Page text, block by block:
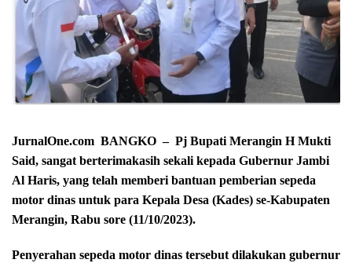
JurnalOne.com BANGKO – Pj Bupati Merangin H Mukti
Said, sangat berterimakasih sekali kepada Gubernur Jambi
Al Haris, yang telah memberi bantuan pemberian sepeda
motor dinas untuk para Kepala Desa (Kades) se-Kabupaten
Merangin, Rabu sore (11/10/2023).
Penyerahan sepeda motor dinas tersebut dilakukan gubernur